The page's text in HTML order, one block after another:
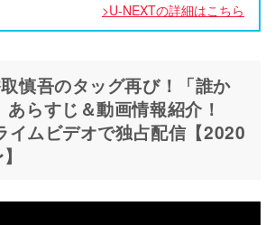
>U-NEXTの詳細はこちら
慎吾のタッグ再び！「誰か
あらすじ＆動画情報紹介！
ムビデオで独占配信【2020